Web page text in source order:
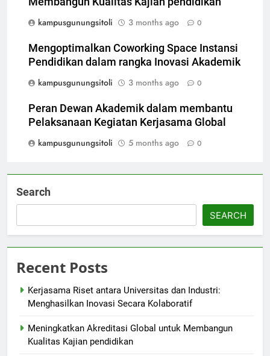
kampusgunungsitoli
3 months ago 0
Mengoptimalkan Coworking Space Instansi
Pendidikan dalam rangka Inovasi Akademik
kampusgunungsitoli
3 months ago 0
Peran Dewan Akademik dalam membantu
Pelaksanaan Kegiatan Kerjasama Global
kampusgunungsitoli
5 months ago 0
Search
SEARCH
Recent Posts
Kerjasama Riset antara Universitas dan Industri:
Menghasilkan Inovasi Secara Kolaboratif
Meningkatkan Akreditasi Global untuk Membangun
Kualitas Kajian pendidikan